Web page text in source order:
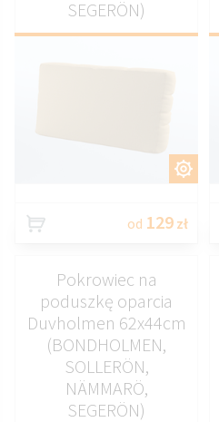
SEGERÖN)
od 129 zł
Pokrowiec na
poduszkę oparcia
Duvholmen 62x44cm
(BONDHOLMEN,
SOLLERÖN,
NÄMMARÖ,
SEGERÖN)